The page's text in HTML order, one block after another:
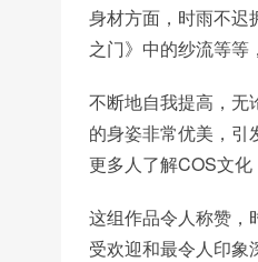
身材方面，时雨不迟
之门》中的纱流等等
不断地自我提高，无
的身姿非常优美，引
更多人了解COS文化
这组作品令人称赞，
受欢迎和最令人印象